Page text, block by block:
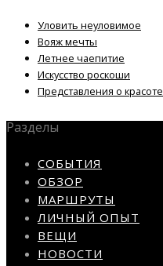
Уловить неуловимое
Вояж мечты
Летнее чаепитие
Искусство роскоши
Представления о красоте
Разделы
СОБЫТИЯ
ОБЗОР
МАРШРУТЫ
ЛИЧНЫЙ ОПЫТ
ВЕЩИ
НОВОСТИ